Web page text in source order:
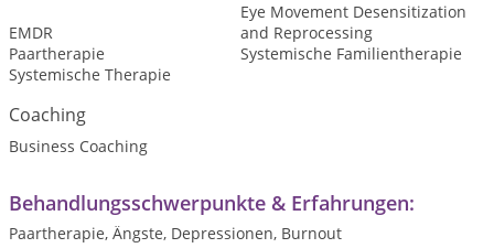
EMDR
Eye Movement Desensitization
and Reprocessing
Paartherapie
Systemische Familientherapie
Systemische Therapie
Coaching
Business Coaching
Behandlungsschwerpunkte & Erfahrungen:
Paartherapie, Ängste, Depressionen, Burnout